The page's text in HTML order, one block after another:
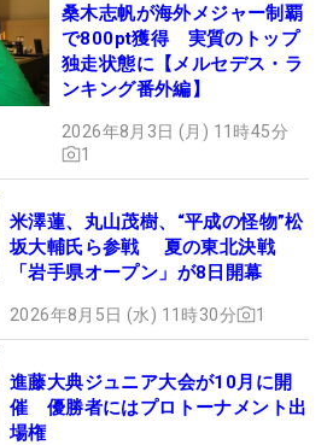
桑木志帆が海外メジャー制覇
で800pt獲得 実質のトップ
独走状態に【メルセデス・ラ
ンキング番外編】
2026年8月3日 (月) 11時45分
1
米澤蓮、丸山茂樹、“平成の怪物”松
坂大輔氏ら参戦 夏の東北決戦
「岩手県オープン」が8日開幕
2026年8月5日 (水) 11時30分 1
進藤大典ジュニア大会が10月に開
催 優勝者にはプロトーナメント出
場権